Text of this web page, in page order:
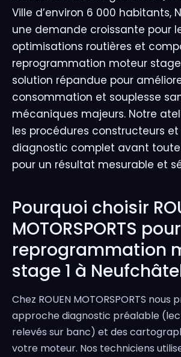
Ville d’environ 6 000 habitants,
une demande croissante pour
optimisations routières et
reprogrammation moteur stage
solution répandue pour
consommation et souplesse
mécaniques majeurs. Notre
les procédures constructeurs et
diagnostic complet avant
pour un résultat mesurable et
Pourquoi choisir
MOTORSPORTS
reprogrammation
stage 1 à
Chez ROUEN MOTORSPORTS nous
approche diagnostic préalable
relevés sur banc) et des
votre moteur. Nos techniciens